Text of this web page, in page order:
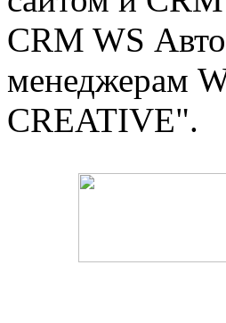
CRM WS
менеджерам
CREATIVE".